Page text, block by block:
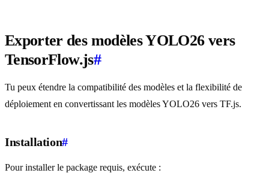
Exporter des modèles YOLO26 vers
TensorFlow.js#
Tu peux étendre la compatibilité des modèles et la flexibilité de
déploiement en convertissant les modèles YOLO26 vers TF.js.
Installation#
Pour installer le package requis, exécute :